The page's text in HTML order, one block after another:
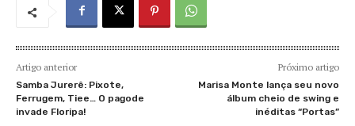
Artigo anterior
Samba Jurerê: Pixote,
Ferrugem, Tiee… O pagode
invade Floripa!
Próximo artigo
Marisa Monte lança seu novo
álbum cheio de swing e
inéditas “Portas”